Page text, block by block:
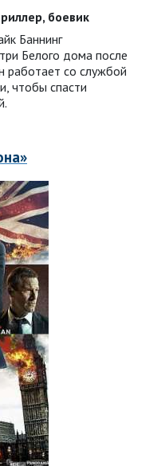
боевик
Баннинг
Белого дома после
работает со службой
чтобы спасти